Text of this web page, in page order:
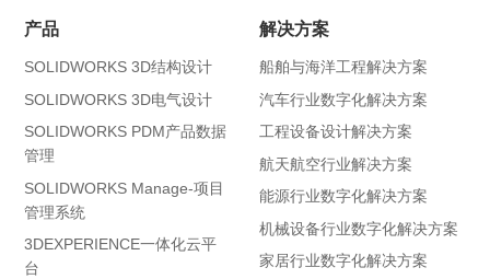
产品
SOLIDWORKS 3D结构设计
SOLIDWORKS 3D电气设计
SOLIDWORKS PDM产品数据
管理
SOLIDWORKS Manage-项目
管理系统
3DEXPERIENCE一体化云平
台
解决方案
船舶与海洋工程解决方案
汽车行业数字化解决方案
工程设备设计解决方案
航天航空行业解决方案
能源行业数字化解决方案
机械设备行业数字化解决方案
家居行业数字化解决方案